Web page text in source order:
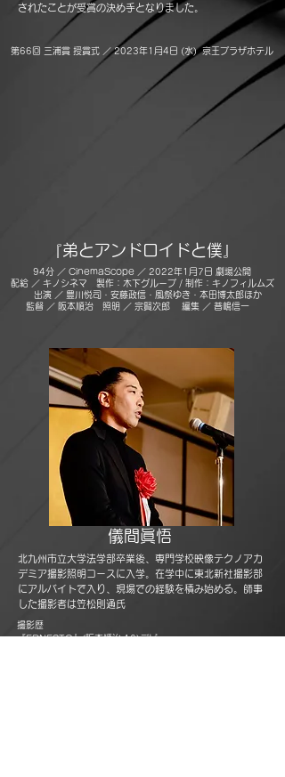
されたことが受賞の決め手となりました。
第66回 三浦賞 授賞式 ／ 2023年1月4日 (水) 京王プラザホテル
『弟とアンドロイドと僕
94分 ／ CinemaScope ／ 2022年1月7日 劇場公開
配給 ／ キノシネマ 製作：木下グループ / 制作：キノフィルムズ
出演 ／ 豊川悦司・安藤政信 ・風祭ゆき・本田博太郎ほか
監督 ／ 阪本順治 照明 ／ 宗賢次郎 編集 ／ 普嶋信一
儀間眞悟
北九州市立大学法学部卒業後、専門学校映像テクノアカ
デミア撮影照明コースに入学。在学中に東北新社撮影部
にアルバイトで入り、現場での経験を積み始める。師事
した撮影者は笠松則通氏
撮影歴
『ERNESTO』(阪本順治 16)デビュー